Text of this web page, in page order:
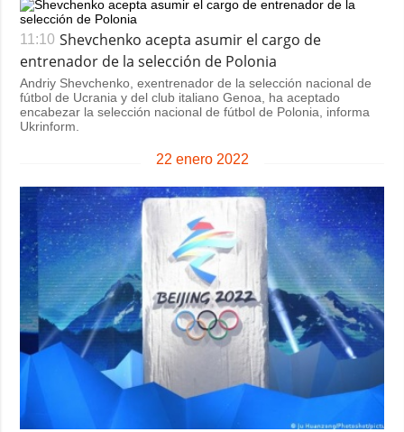
11:10 Shevchenko acepta asumir el cargo de
entrenador de la selección de Polonia
Andriy Shevchenko, exentrenador de la selección nacional de
fútbol de Ucrania y del club italiano Genoa, ha aceptado
encabezar la selección nacional de fútbol de Polonia, informa
Ukrinform.
22 enero 2022